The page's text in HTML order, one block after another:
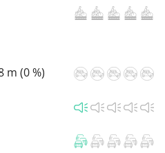
m (0 %)